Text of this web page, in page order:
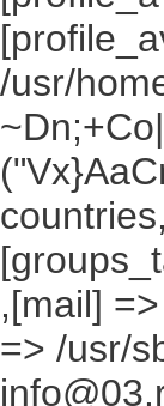
/usr/
,[mail]
=> /usr/